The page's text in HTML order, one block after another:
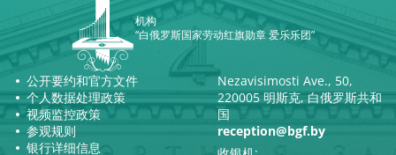
机构
“白俄罗斯国家劳动红旗勋章 爱乐乐团”
公开要约和官方文件
个人数据处理政策
视频监控政策
参观规则
银行详细信息
Nezavisimosti Ave., 50,
220005 明斯克, 白俄罗斯共和
国
reception@bgf.by